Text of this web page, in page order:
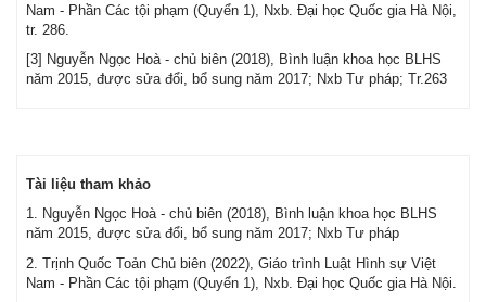
Nam - Phần Các tội phạm (Quyển 1), Nxb. Đại học Quốc gia Hà Nội,
tr. 286.
[3] Nguyễn Ngọc Hoà - chủ biên (2018), Bình luận khoa học BLHS
năm 2015, được sửa đổi, bổ sung năm 2017; Nxb Tư pháp; Tr.263
Tài liệu tham khảo
1. Nguyễn Ngọc Hoà - chủ biên (2018), Bình luận khoa học BLHS
năm 2015, được sửa đổi, bổ sung năm 2017; Nxb Tư pháp
2. Trịnh Quốc Toản Chủ biên (2022), Giáo trình Luật Hình sự Việt
Nam - Phần Các tội phạm (Quyển 1), Nxb. Đại học Quốc gia Hà Nội.